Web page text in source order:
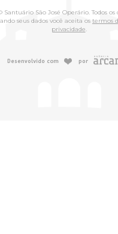
São José Operário. Todos os
seus dados você aceita os termos
privacidade.